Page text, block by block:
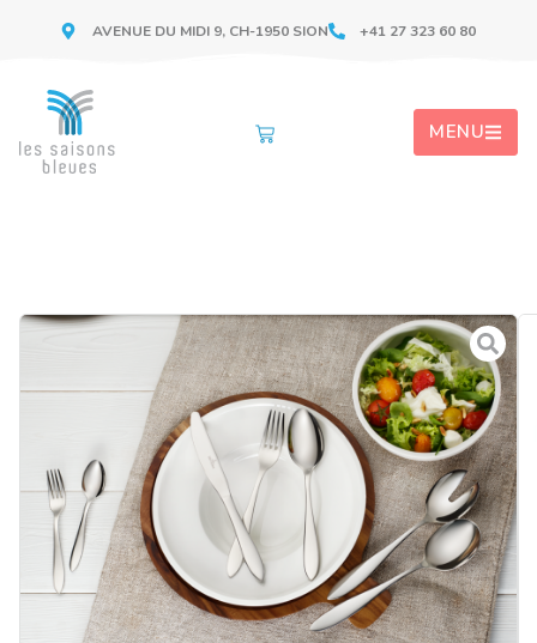
AVENUE DU MIDI 9, CH-1950 SION +41 27 323 60 80
MENU